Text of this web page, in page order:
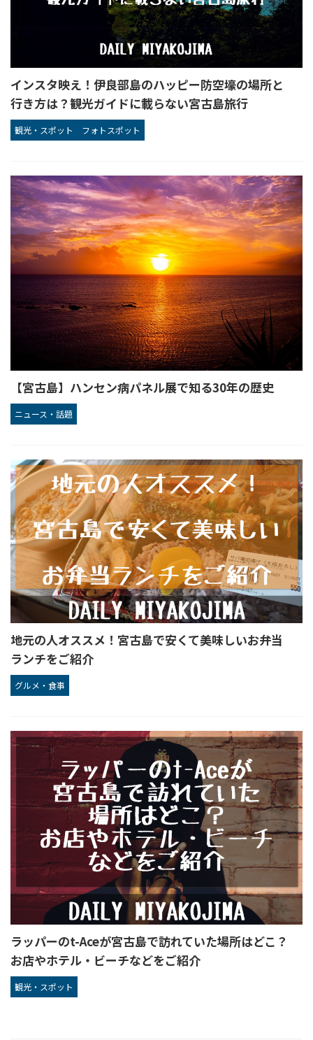
インスタ映え！伊良部島のハッピー防空壕の場所と
行き方は？観光ガイドに載らない宮古島旅行
観光・スポット フォトスポット
【宮古島】ハンセン病パネル展で知る30年の歴史
ニュース・話題
地元の人オススメ！宮古島で安くて美味しいお弁当
ランチをご紹介
グルメ・食事
ラッパーのt-Aceが宮古島で訪れていた場所はどこ？
お店やホテル・ビーチなどをご紹介
観光・スポット